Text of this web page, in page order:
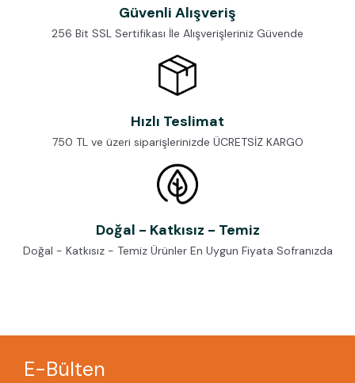
Güvenli Alışveriş
256 Bit SSL Sertifikası İle Alışverişleriniz Güvende
Hızlı Teslimat
750 TL ve üzeri siparişlerinizde ÜCRETSİZ KARGO
Doğal - Katkısız - Temiz
Doğal - Katkısız - Temiz Ürünler En Uygun Fiyata Sofranızda
E-Bülten